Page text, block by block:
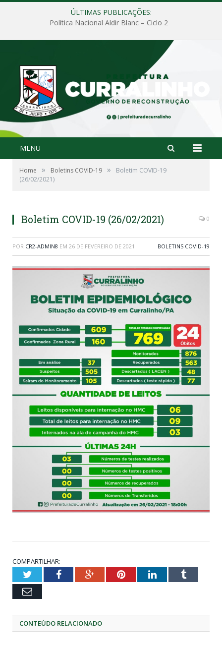
ÚLTIMAS PUBLICAÇÕES:
Política Nacional Aldir Blanc – Ciclo 2
MENU
Home » Boletins COVID-19 »
Boletim COVID-19
(26/02/2021)
Boletim COVID-19 (26/02/2021) 0
POR CR2-ADMIN8 EM 26 DE FEVEREIRO DE 2021 BOLETINS COVID-19
COMPARTILHAR:
TwitterFacebookGoogle+PinterestLinkedInTumblr
Email
CONTEÚDO RELACIONADO